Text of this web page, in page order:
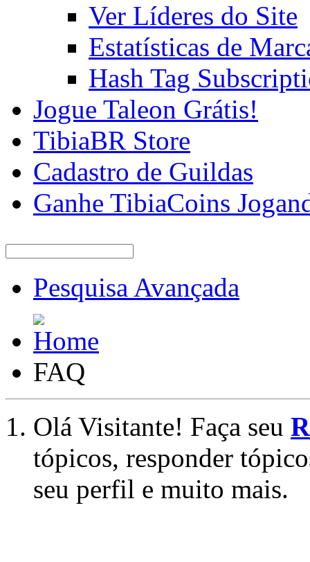
Ver Líderes do Site
Estatísticas de
Hash Tag
Jogue Taleon Grátis!
TibiaBR Store
Cadastro de Guildas
Ganhe TibiaCoins
Pesquisa Avançada
FAQ
Olá Visitante! Faça seu
tópicos, responder
seu perfil e muito mais.